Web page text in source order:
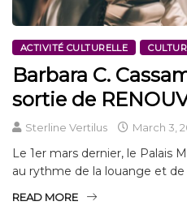
ACTIVITÉ CULTURELLE
Barbara C.
sortie de
Sterline Vertilus March 3,
Le 1er mars dernier, le Palais
au rythme de la louange et de
READ MORE